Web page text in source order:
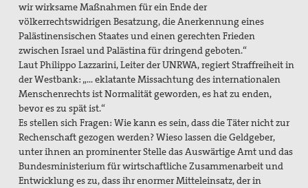
wir wirksame Maßnahmen für ein Ende der
völkerrechtswidrigen Besatzung, die Anerkennung eines
Palästinensischen Staates und einen gerechten Frieden
zwischen Israel und Palästina für dringend geboten.“
Laut Philippo Lazzarini, Leiter der UNRWA, regiert Straffreiheit in
der Westbank: „… eklatante Missachtung des internationalen
Menschenrechts ist Normalität geworden, es hat zu enden,
bevor es zu spät ist.“
Es stellen sich Fragen: Wie kann es sein, dass die Täter nicht zur
Rechenschaft gezogen werden? Wieso lassen die Geldgeber,
unter ihnen an prominenter Stelle das Auswärtige Amt und das
Bundesministerium für wirtschaftliche Zusammenarbeit und
Entwicklung es zu, dass ihr enormer Mitteleinsatz, der in